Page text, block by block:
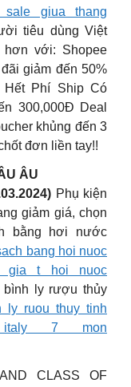
sale giua thang
tiêu dùng Việt
hơn với: Shopee
giảm đến 50%
Hết Phí Ship Có
300,000Đ Deal
khủng đến 3
đơn liền tay!!
ÂU
Phụ kiện
giảm giá, chọn
bằng hơi nước
bang hoi nuoc
gia t hoi nuoc
bình ly rượu thủy
ly ruou thuy tinh
italy 7 mon
CLASS OF